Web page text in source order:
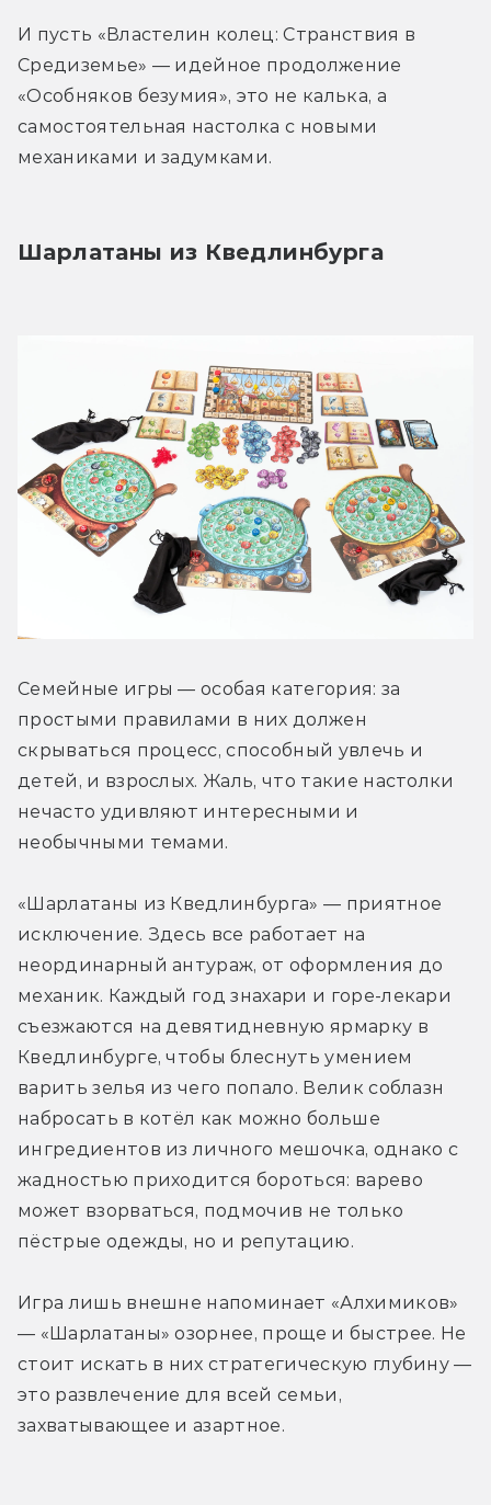
И пусть «Властелин колец: Странствия в
Средиземье» — идейное продолжение
«Особняков безумия», это не калька, а
самостоятельная настолка с новыми
механиками и задумками.
Шарлатаны из Кведлинбурга
Семейные игры — особая категория: за
простыми правилами в них должен
скрываться процесс, способный увлечь и
детей, и взрослых. Жаль, что такие настолки
нечасто удивляют интересными и
необычными темами.
«Шарлатаны из Кведлинбурга» — приятное
исключение. Здесь все работает на
неординарный антураж, от оформления до
механик. Каждый год знахари и горе-лекари
съезжаются на девятидневную ярмарку в
Кведлинбурге, чтобы блеснуть умением
варить зелья из чего попало. Велик соблазн
набросать в котёл как можно больше
ингредиентов из личного мешочка, однако с
жадностью приходится бороться: варево
может взорваться, подмочив не только
пёстрые одежды, но и репутацию.
Игра лишь внешне напоминает «Алхимиков»
— «Шарлатаны» озорнее, проще и быстрее. Не
стоит искать в них стратегическую глубину —
это развлечение для всей семьи,
захватывающее и азартное.